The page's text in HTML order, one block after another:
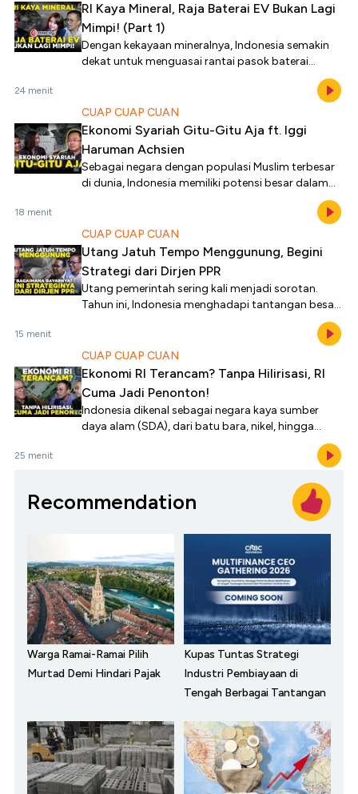
RI Kaya Mineral, Raja Baterai EV Bukan Lagi
Mimpi! (Part 1)
Dengan kekayaan mineralnya, Indonesia semakin
dekat untuk menguasai rantai pasok baterai
24 menit
CUAP CUAP CUAN
Ekonomi Syariah Gitu-Gitu Aja ft. Iggi
Haruman Achsien
Sebagai negara dengan populasi Muslim terbesar
di dunia, Indonesia memiliki potensi besar dalam
18 menit
CUAP CUAP CUAN
Utang Jatuh Tempo Menggunung, Begini
Strategi dari Dirjen PPR
Utang pemerintah sering kali menjadi sorotan.
Tahun ini, Indonesia menghadapi tantangan besar
utang jatuh tempo dalam jumlah yang signifikan.
15 menit
CUAP CUAP CUAN
Ekonomi RI Terancam? Tanpa Hilirisasi, RI
Cuma Jadi Penonton!
Indonesia dikenal sebagai negara kaya sumber
daya alam (SDA), dari batu bara, nikel, hingga
25 menit
Recommendation
Warga Ramai-Ramai Pilih
Murtad Demi Hindari Pajak
Kupas Tuntas Strategi
Industri Pembiayaan di
Tengah Berbagai Tantangan